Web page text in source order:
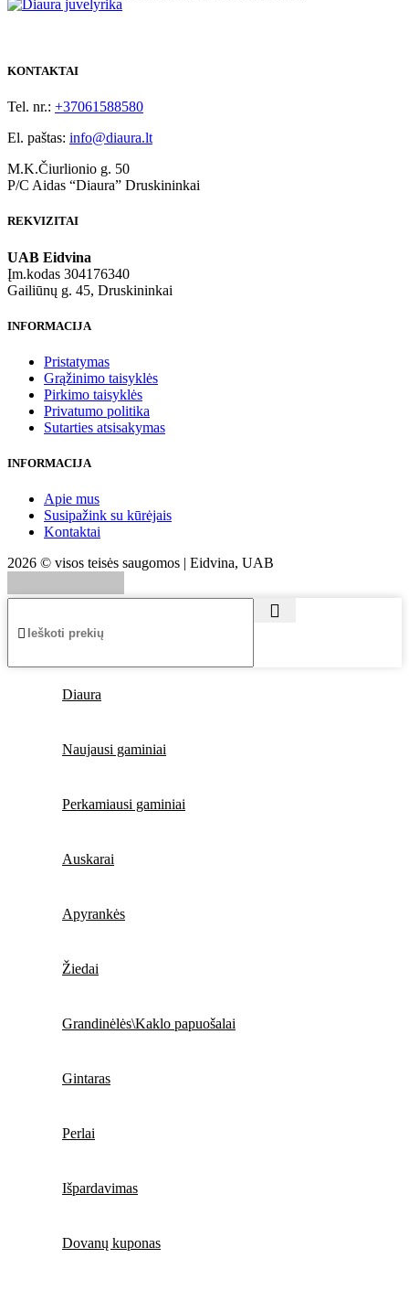
KONTAKTAI
Tel. nr.: +37061588580
El. paštas: info@diaura.lt
M.K.Čiurlionio g. 50
P/C Aidas “Diaura” Druskininkai
REKVIZITAI
UAB Eidvina
Įm.kodas 304176340
Gailiūnų g. 45, Druskininkai
INFORMACIJA
Pristatymas
Grąžinimo taisyklės
Pirkimo taisyklės
Privatumo politika
Sutarties atsisakymas
INFORMACIJA
Apie mus
Susipažink su kūrėjais
Kontaktai
2026 © visos teisės saugomos | Eidvina, UAB
Diaura
Naujausi gaminiai
Perkamiausi gaminiai
Auskarai
Apyrankės
Žiedai
Grandinėlės\Kaklo papuošalai
Gintaras
Perlai
Išpardavimas
Dovanų kuponas